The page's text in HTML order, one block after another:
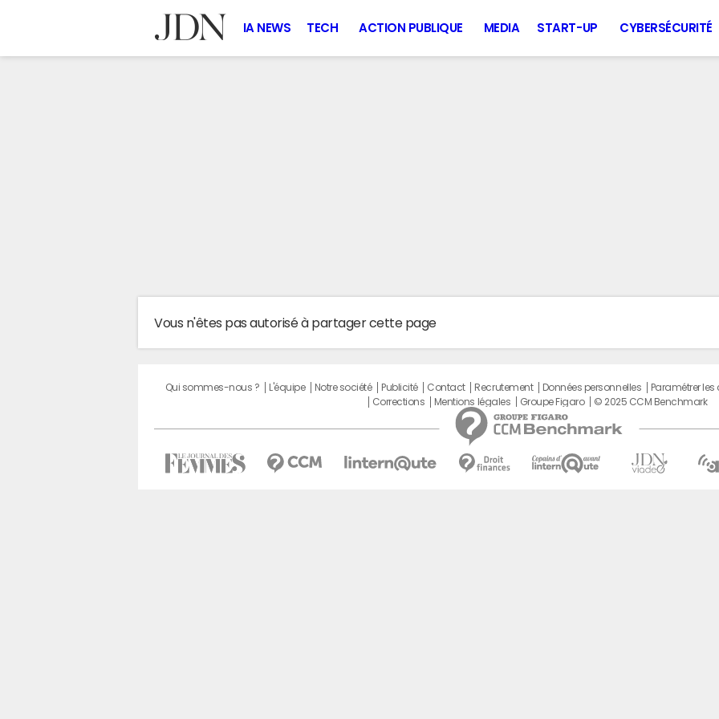
IA NEWS TECH ACTION PUBLIQUE MEDIA START-UP CYBERSÉCURITÉ
Vous n'êtes pas autorisé à partager cette page
Qui sommes-nous ? L'équipe Notre société Publicité Contact Recrutement Données personnelles Paramétrer les
Corrections
Mentions légales Groupe Figaro © 2025 CCM Benchmark